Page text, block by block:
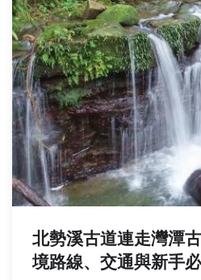
北勢溪古道連走灣潭
境路線、交通與新手